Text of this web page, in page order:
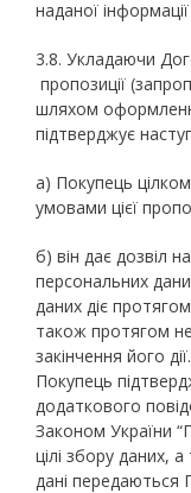
наданої
3.8. Укладаючи
пропозиції
шляхом
підтверджує
а) Покупець
умовами цієї
б) він дає дозвіл
персональних
даних діє
також протягом
закінчення його
Покупець
додаткового
Законом України
цілі збору даних,
дані